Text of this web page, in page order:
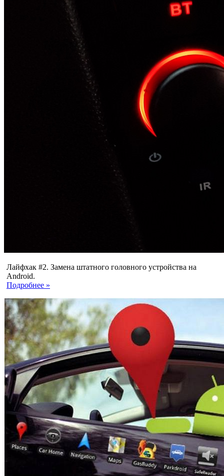
Лайфхак #2. Замена штатного головного устройства на
Android.
Подробнее »